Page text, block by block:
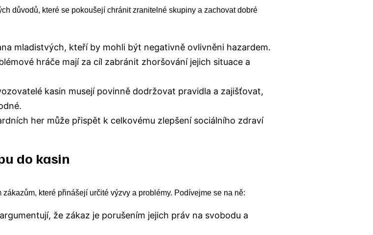
důvodů, které se pokoušejí chránit zranitelné skupiny a zachovat dobré
mladistvých, kteří by mohli být negativně ovlivněni hazardem.
hráče mají za cíl zabránit zhoršování jejich situace a
kasin musejí povinně dodržovat pravidla a zajišťovat,
her může přispět k celkovému zlepšení sociálního zdraví
do kasin
které přinášejí určité výzvy a problémy. Podívejme se na ně:
že zákaz je porušením jejich práv na svobodu a